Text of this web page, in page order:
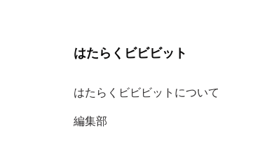
はたらくビビビット
はたらくビビビットについて
編集部